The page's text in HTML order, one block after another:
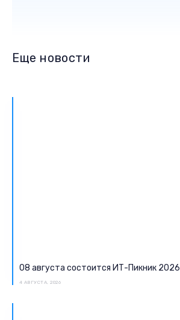
Еще новости
08 августа состоится ИТ-Пикник 2026
4 АВГУСТА, 2026